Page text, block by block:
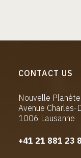
CONTACT US
Nouvelle Planète
Avenue Charles-
1006 Lausanne
+41 21 881 23